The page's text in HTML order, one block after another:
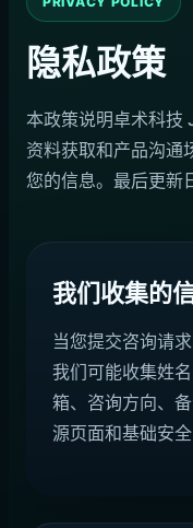
隐私政策
本政策说明卓术科技
资料获取和产品沟通
您的信息。最后更新
我们收集的
当您提交咨询请
我们可能收集姓
箱、咨询方向、
源页面和基础安全